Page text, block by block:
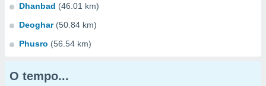
Dhanbad (46.01 km)
Deoghar (50.84 km)
Phusro (56.54 km)
O tempo...